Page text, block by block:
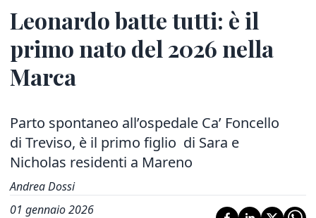
Leonardo batte tutti: è il
primo nato del 2026 nella
Marca
Parto spontaneo all’ospedale Ca’ Foncello
di Treviso, è il primo figlio di Sara e
Nicholas residenti a Mareno
Andrea Dossi
01 gennaio 2026